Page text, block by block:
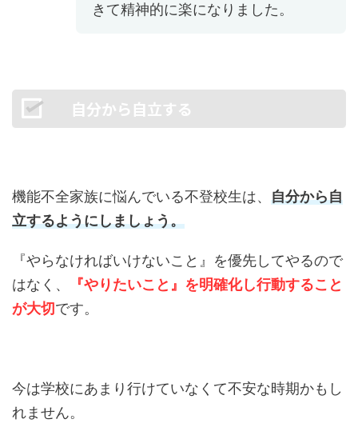
きて精神的に楽になりました。
自分から自立する
機能不全家族に悩んでいる不登校生は、 自分から自
立するようにしましょう。
『やらなければいけないこと』を優先してやるので
はなく、
『やりたいこと』を明確化し行動すること
が大切です。
今は学校にあまり行けていなくて不安な時期かもし
れません。